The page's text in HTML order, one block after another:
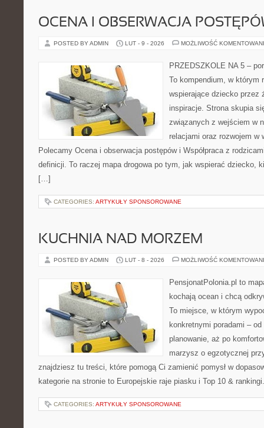
OCENA I OBSERWACJA
POSTED BY ADMIN LUT - 9 - 2026 MOŻLIWOŚĆ
PRZEDSZKOLE NA 5 –
To kompendium, w którym
wspierające dziecko przez
inspiracje. Strona skupia
związanych z wejściem w
relacjami oraz rozwojem w
Polecamy Ocena i obserwacja postępów i Współpraca z
definicji. To raczej mapa drogowa po tym, jak wspierać dziecko,
[…]
CATEGORIES: ARTYKUŁY SPONSOROWANE
KUCHNIA NAD MORZEM
POSTED BY ADMIN LUT - 8 - 2026 MOŻLIWOŚĆ
PensjonatPolonia.pl to
kochają ocean i chcą
To miejsce, w którym
konkretnymi poradami –
planowanie, aż po
marzysz o egzotycznej
znajdziesz tu treści, które pomogą Ci zamienić pomysł w
kategorie na stronie to Europejskie raje piasku i Top 10 &
CATEGORIES: ARTYKUŁY SPONSOROWANE